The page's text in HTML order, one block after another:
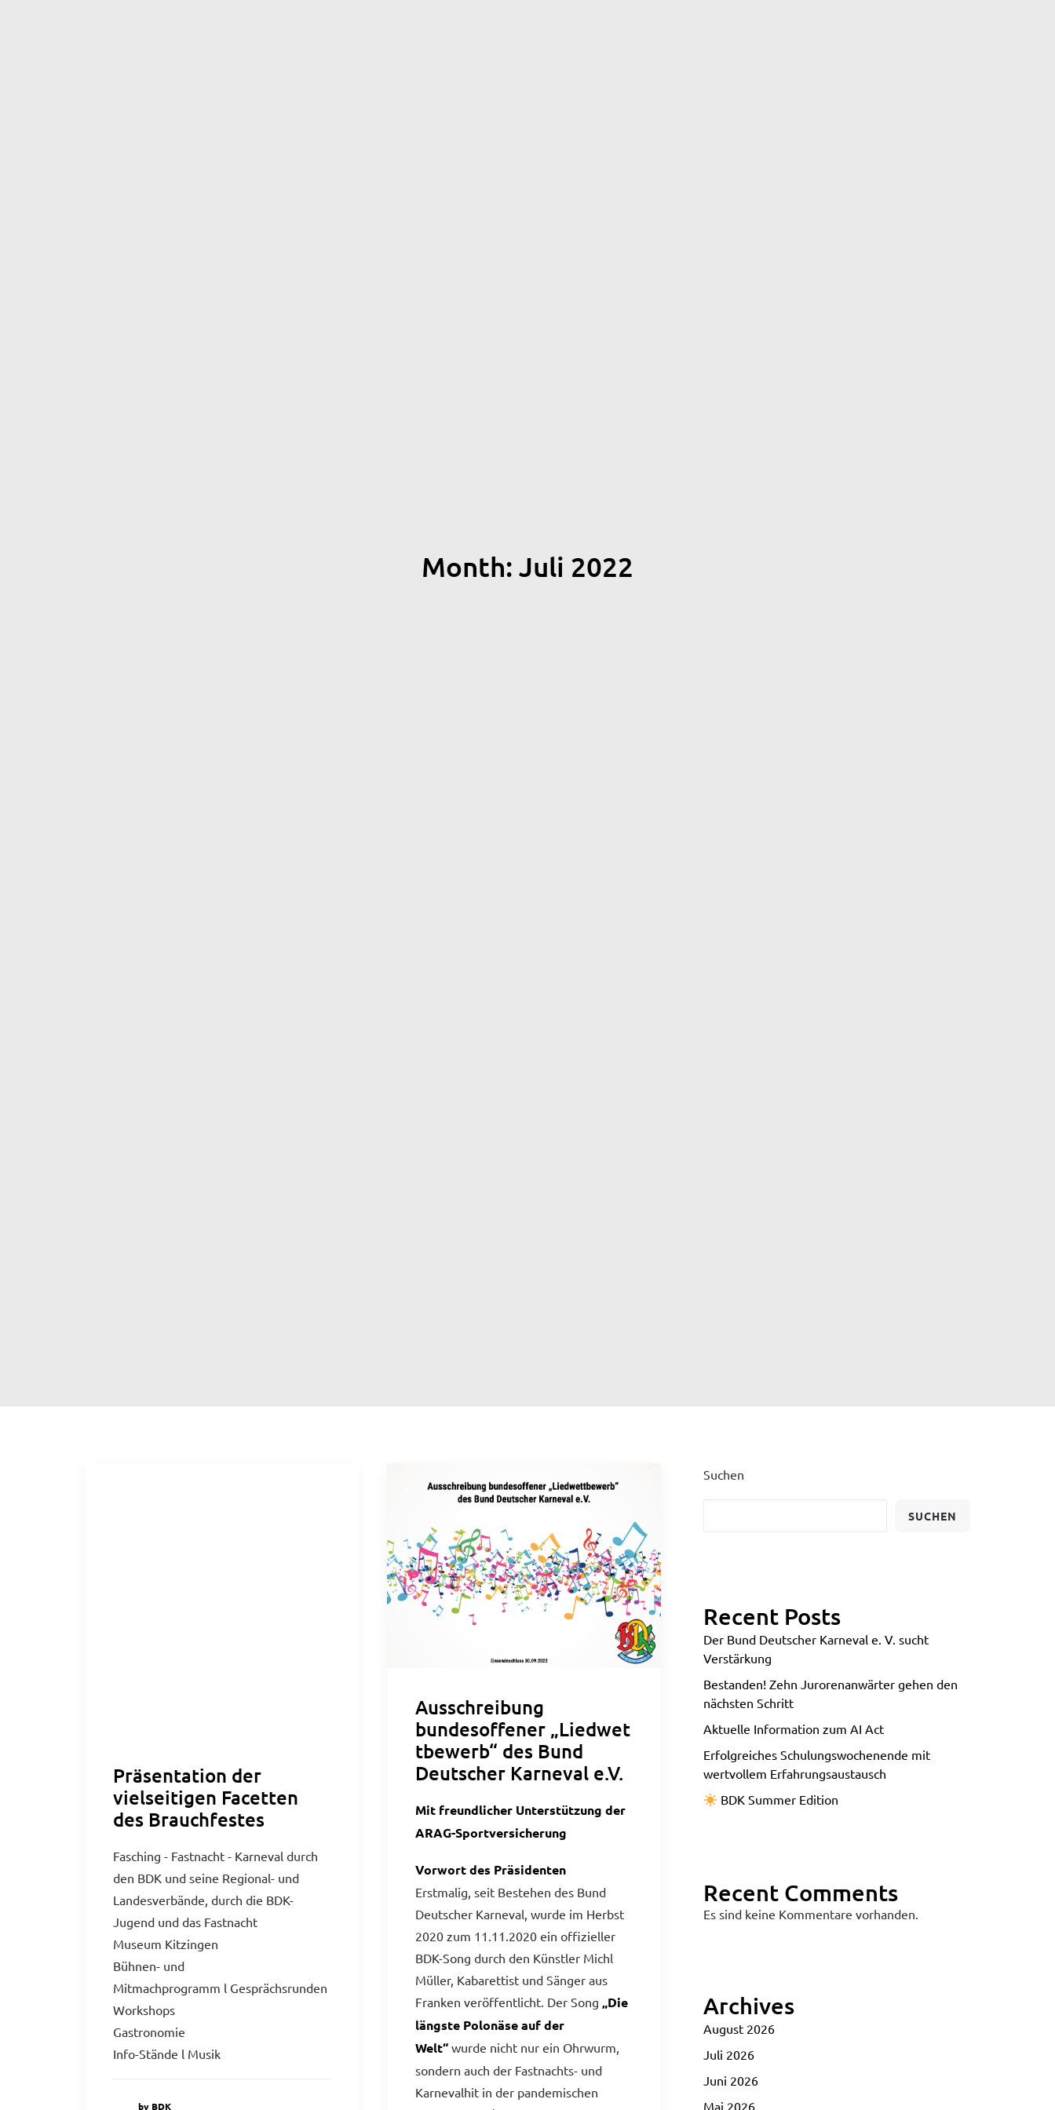
Month: Juli 2022
Präsentation der
vielseitigen Facetten
des Brauchfestes
Fasching - Fastnacht - Karneval durch
den BDK und seine Regional- und
Landesverbände, durch die BDK-
Jugend und das Fastnacht
Museum Kitzingen
Bühnen- und
Mitmachprogramm l Gesprächsrunden
Workshops
Gastronomie
Info-Stände l Musik
by BDK
Ausschreibung
bundesoffener „Liedwet
tbewerb“ des Bund
Deutscher Karneval e.V.
Mit freundlicher Unterstützung der
ARAG-Sportversicherung
Vorwort des Präsidenten
Erstmalig, seit Bestehen des Bund
Deutscher Karneval, wurde im Herbst
2020 zum 11.11.2020 ein offizieller
BDK-Song durch den Künstler Michl
Müller, Kabarettist und Sänger aus
Franken veröffentlicht. Der Song „Die
längste Polonäse auf der
Welt“ wurde nicht nur ein Ohrwurm,
sondern auch der Fastnachts- und
Karnevalhit in der pandemischen
Suchen
SUCHEN
Recent Posts
Der Bund Deutscher Karneval e. V. sucht
Verstärkung
Bestanden! Zehn Jurorenanwärter gehen den
nächsten Schritt
Aktuelle Information zum AI Act
Erfolgreiches Schulungswochenende mit
wertvollem Erfahrungsaustausch
BDK Summer Edition
Recent Comments
Es sind keine Kommentare vorhanden.
Archives
August 2026
Juli 2026
Juni 2026
Mai 2026